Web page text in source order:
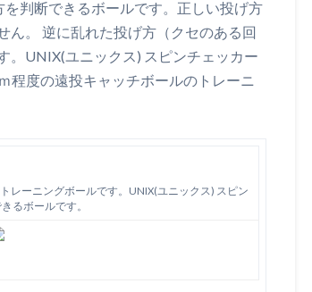
判断できるボールです。正しい投げ方
ん。 逆に乱れた投げ方（クセのある回
。UNIX(ユニックス) スピンチェッカー
程度の遠投キャッチボールのトレーニ
レーニングボールです。UNIX(ユニックス) スピン
るボールです。